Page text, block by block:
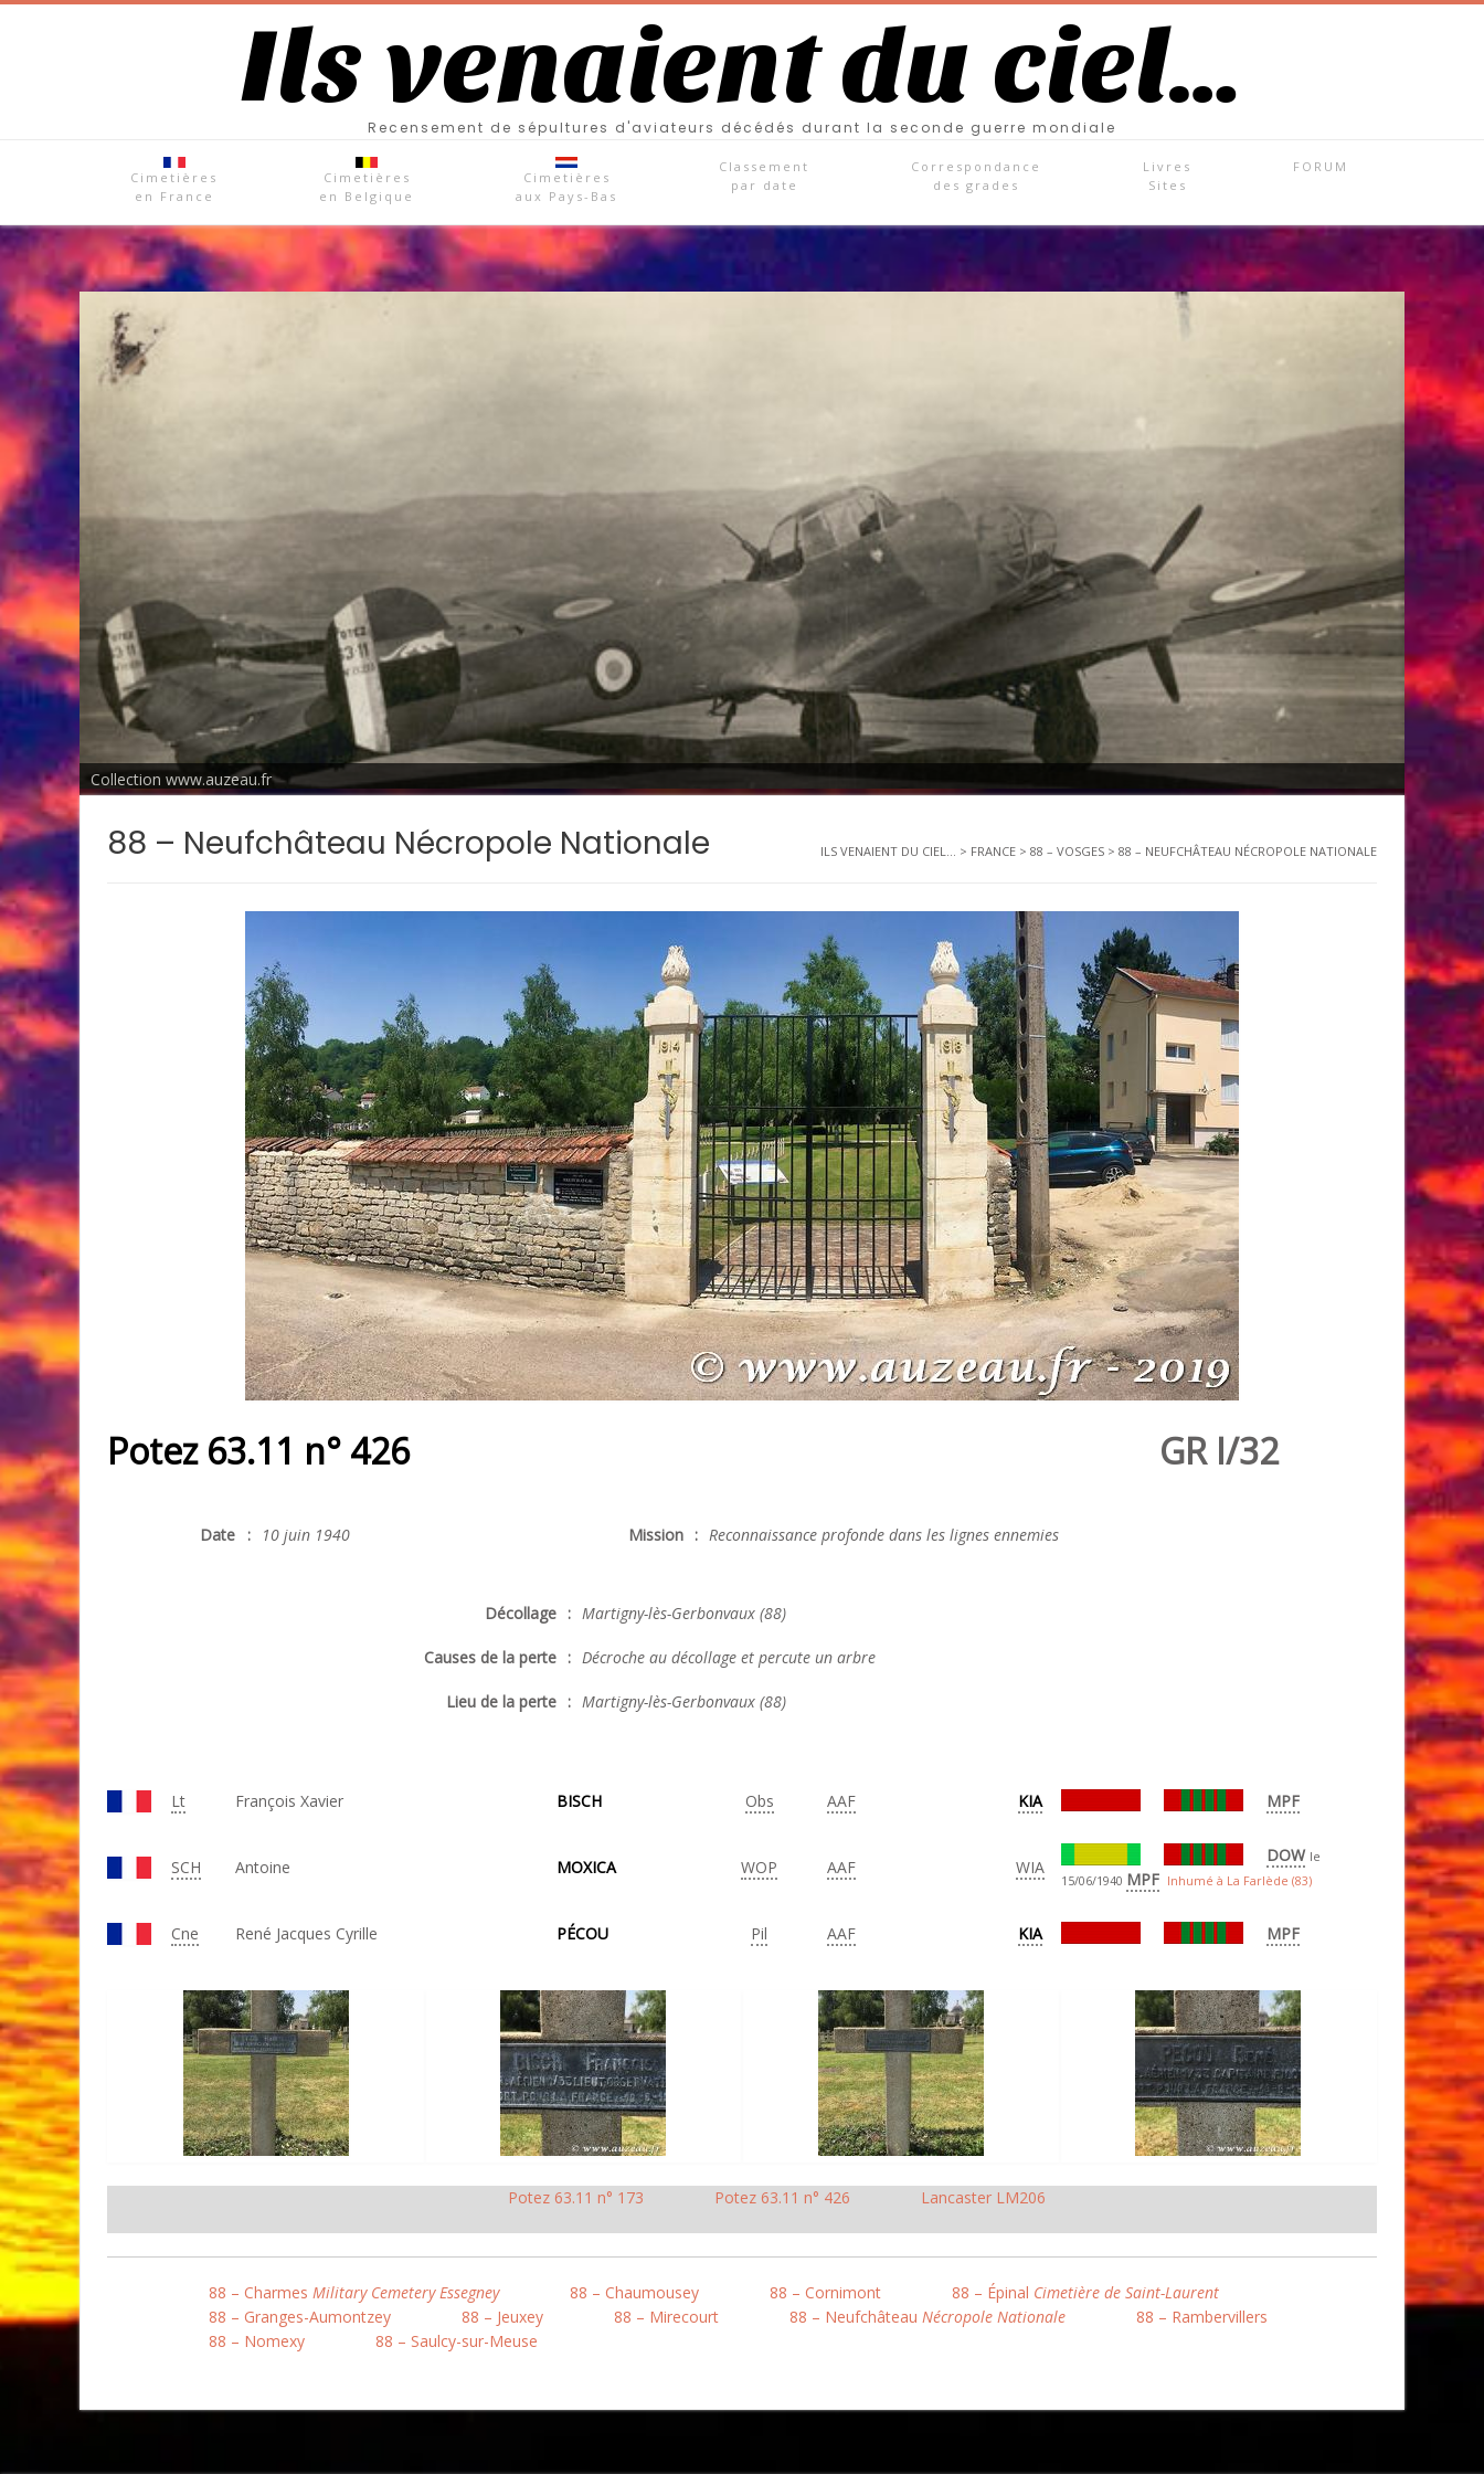
Ils venaient du ciel…
Recensement de sépultures d'aviateurs décédés durant la seconde guerre mondiale
Cimetières
en France
Cimetières
en Belgique
Cimetières
aux Pays-Bas
Classement
par date
Correspondance
des grades
Livres
Sites
FORUM
Collection www.auzeau.fr
88 – Neufchâteau Nécropole Nationale ILS VENAIENT DU CIEL... > FRANCE > 88 – VOSGES > 88 – NEUFCHÂTEAU NÉCROPOLE NATIONALE
Potez 63.11 n° 426 GR I/32
Date : 10 juin 1940 Mission : Reconnaissance profonde dans les lignes ennemies
Décollage : Martigny-lès-Gerbonvaux (88)
Causes de la perte : Décroche au décollage et percute un arbre
Lieu de la perte : Martigny-lès-Gerbonvaux (88)
Lt François Xavier BISCH Obs AAF KIA MPF
SCH Antoine MOXICA WOP AAF WIA
DOW le
15/06/1940 MPF Inhumé à La Farlède (83)
Cne René Jacques Cyrille PÉCOU Pil AAF KIA MPF
Potez 63.11 n° 173 Potez 63.11 n° 426 Lancaster LM206
88 – Charmes Military Cemetery Essegney 88 – Chaumousey 88 – Cornimont 88 – Épinal Cimetière de Saint-Laurent
88 – Granges-Aumontzey
88 – Jeuxey 88 – Mirecourt 88 – Neufchâteau Nécropole Nationale
88 – Rambervillers
88 – Nomexy
88 – Saulcy-sur-Meuse